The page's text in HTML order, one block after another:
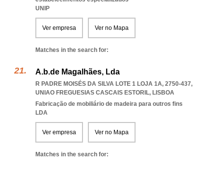
UNIP
Ver empresa Ver no Mapa
Matches in the search for:
A.b.de Magalhães, Lda
R PADRE MOISÉS DA SILVA LOTE 1 LOJA 1A, 2750-437,
UNIAO FREGUESIAS CASCAIS ESTORIL, LISBOA
Fabricação de mobiliário de madeira para outros fins
LDA
Ver empresa Ver no Mapa
Matches in the search for: